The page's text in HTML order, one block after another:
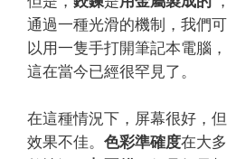
通過一種光滑的機制，我們可
以用一隻手打開筆記本電腦，
這在當今已經很罕見了。
在這種情況下，屏幕很好，但
效果不佳。 色彩準確度在大多